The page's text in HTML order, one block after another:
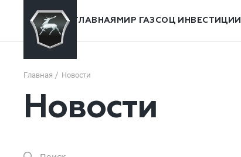
ГЛАВНАЯМИР ГАЗСОЦ ИНВЕСТИЦИИ
Главная Новости
Новости